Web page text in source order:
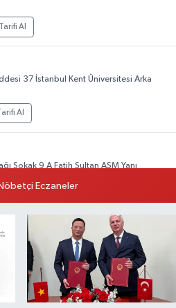
Al
37 İstanbul Kent Üniversitesi Arka
Al
Sokak 9 A Fatih Sultan ASM Yanı
Al Eczaneler